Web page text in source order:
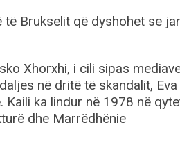
Brukselit që dyshohet se
Xhorxhi, i cili sipas
në dritë të skandalit, Eva
ka lindur në 1978 në
dhe Marrëdhënie